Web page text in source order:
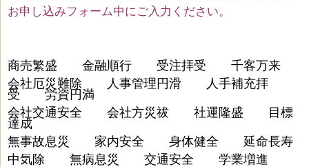
お申し込みフォーム中にご入力ください。
商売繁盛 金融順行 受注拝受 千客万来
会社厄災難除 人事管理円滑 人手補充拝
受 労資円満
会社交通安全 会社方災祓 社運隆盛 目標
達成
無事故息災 家内安全 身体健全 延命長寿
中気除 無病息災 交通安全 学業増進